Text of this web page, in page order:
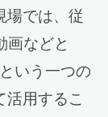
場では、従
画などと
いう一つの
活用するこ